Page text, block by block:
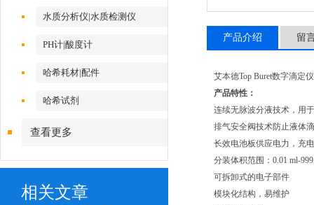
水质分析仪|水质检测仪
PH计|酸度计
哈希耗材|配件
哈希试剂
查看更多
相关文章
产品介绍 留
艾本德Top Buret数字滴定仪
产品特性：
连续无脉波分液技术，用
排气安全阀技术防止液体
长效电池板供应电力，充
分装体积范围：0.01 ml-
可拆卸式的电子部件
模块化结构，易维护